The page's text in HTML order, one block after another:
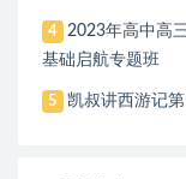
4
2023年高中高
基础启航专题班
5 凯叔讲西游记